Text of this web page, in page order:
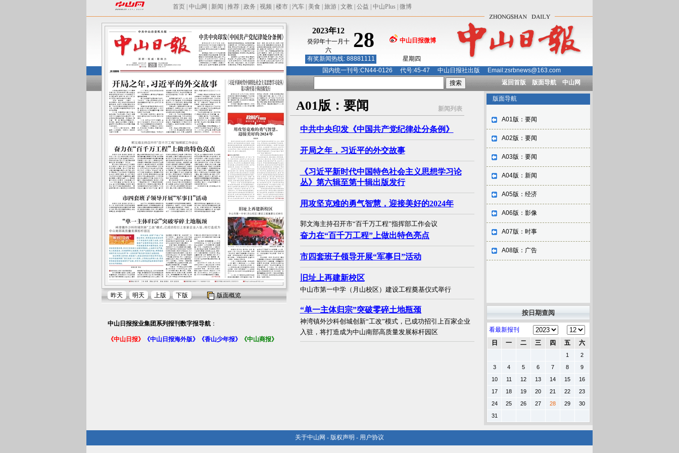
首页 中山网 新闻 推荐 政务 视频 楼市 汽车 美食 旅游 文教 公益 中山Plus 微博
昨天 明天 上版 下版 版面概览
中山日报报业集团系列报刊数字报导航 ：
《中山日报》 《中山日报海外版》 《香山少年报》 《中山商报》
2023年12 28
癸卯年十一月十
六
中山日报微博
有奖新闻热线: 88881111
星期四
国内统一刊号:CN44-0126 代号:45-47 中山日报社出版 Email:zsrbnews@163.com
返回首版
版面导航 中山网
A01版：要闻 新闻列表
中共中央印发《中国共产党纪律处分条例》
开局之年，习近平的外交故事
《习近平新时代中国特色社会主义思想学习论
丛》第六辑至第十辑出版发行
用攻坚克难的勇气智慧，迎接美好的2024年
郭文海主持召开市“百千万工程”指挥部工作会议
奋力在“百千万工程”上做出特色亮点
市四套班子领导开展“军事日”活动
旧址上再建新校区
中山市第一中学（月山校区）建设工程奠基仪式举行
“单一主体归宗”突破零碎土地瓶颈
神湾镇外沙科创城创新“工改”模式，已成功招引上百家企业
入驻，将打造成为中山南部高质量发展标杆园区
版面导航
A01版：要闻
A02版：要闻
A03版：要闻
A04版：新闻
A05版：经济
A06版：影像
A07版：时事
A08版：广告
按日期查阅
看最新报刊
日
一 二 三 四 五 六
1
2
3
4 5 6 7 8
9
10
11 12 13 14 15
16
17
18 19 20 21 22
23
24
25 26 27 28 29
30
31
关于中山网 - 版权声明 - 用户协议